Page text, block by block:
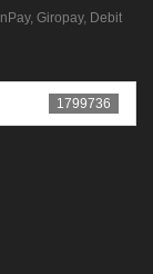
Giropay, Debit
1799736